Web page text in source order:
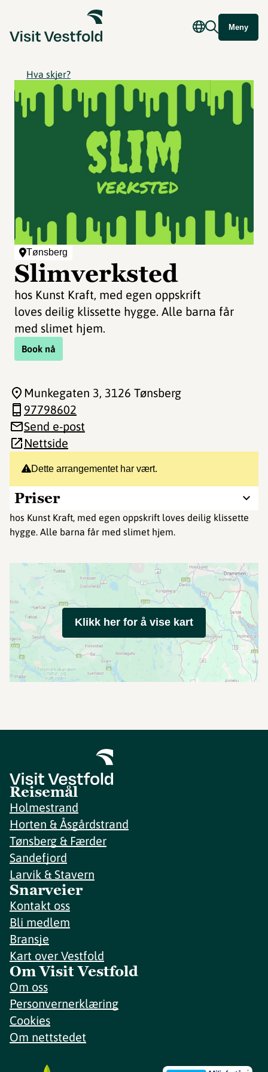
Meny
Hva skjer?
Tønsberg
Slimverksted
hos Kunst Kraft, med egen oppskrift
loves deilig klissette hygge. Alle barna får
med slimet hjem.
Book nå
Dette arrangementet har vært.
Priser
hos Kunst Kraft, med egen oppskrift loves deilig klissette
hygge. Alle barna får med slimet hjem.
Munkegaten 3, 3126 Tønsberg
97798602
Send e-post
Nettside
Klikk her for å vise kart
Reisemål
Holmestrand
Horten & Åsgårdstrand
Tønsberg & Færder
Sandefjord
Larvik & Stavern
Snarveier
Kontakt oss
Bli medlem
Bransje
Kart over Vestfold
Om Visit Vestfold
Om oss
Personvernerklæring
Cookies
Om nettstedet